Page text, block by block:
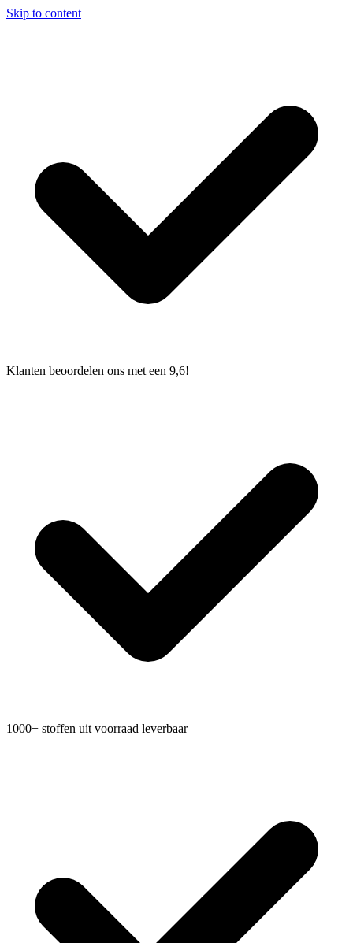
Skip to content
Klanten beoordelen ons met een 9,6!
1000+ stoffen uit voorraad leverbaar